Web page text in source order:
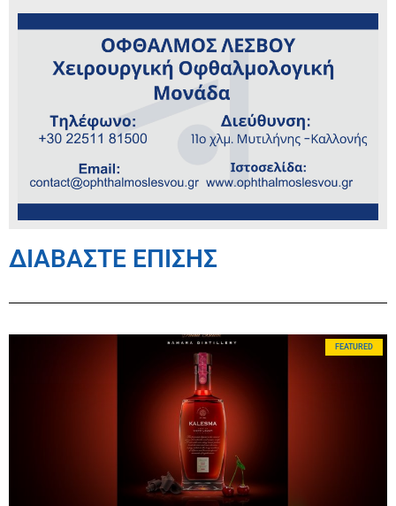
ΔΙΑΒΑΣΤΕ ΕΠΙΣΗΣ
FEATURED